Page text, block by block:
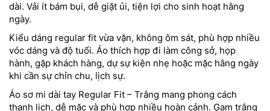
dài. Vải ít bám bụi, dễ giặt ủi, tiện lợi cho sinh hoạt hằng
ngày.
Kiểu dáng regular fit vừa vặn, không ôm sát, phù hợp nhiều
vóc dáng và độ tuổi. Áo thích hợp đi làm công sở, họp
hành, gặp khách hàng, dự sự kiện nhẹ hoặc mặc hằng ngày
khi cần sự chỉn chu, lịch sự.
Áo sơ mi dài tay Regular Fit – Trắng mang phong cách
thanh lịch, dễ mặc và phù hợp nhiều hoàn cảnh. Gam trắng